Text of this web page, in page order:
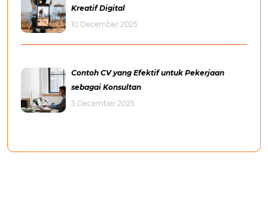
Kreatif Digital
10 December 2025
Contoh CV yang Efektif untuk Pekerjaan
sebagai Konsultan
3 December 2025